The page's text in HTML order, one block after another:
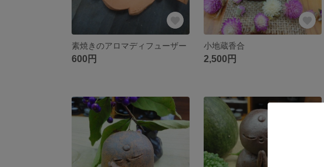
素焼きのアロマディフューザー
600円
小地蔵香合
2,500円